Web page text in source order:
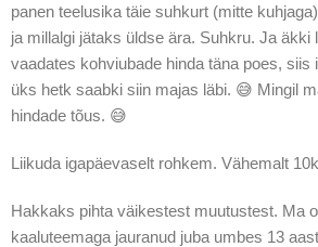
panen teelusika täie suhkurt (mitte
ja millalgi jätaks üldse ära. Suhkru. Ja äkki
vaadates kohviubade hinda täna poes, siis
üks hetk saabki siin majas läbi. 😅 Mingil
hindade tõus. 😅
Liikuda igapäevaselt rohkem. Vähemalt
Hakkaks pihta väikestest muutustest. Ma
kaaluteemaga jauranud juba umbes 13